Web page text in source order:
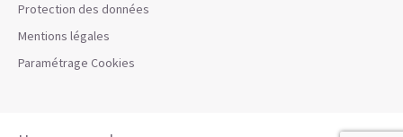
Protection des données
Mentions légales
Paramétrage Cookies